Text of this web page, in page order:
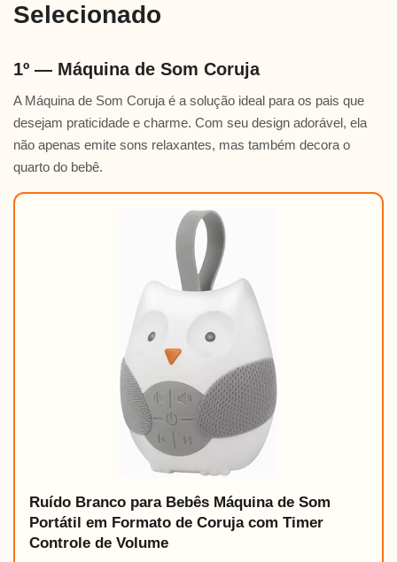
Selecionado
1º — Máquina de Som Coruja
A Máquina de Som Coruja é a solução ideal para os pais que
desejam praticidade e charme. Com seu design adorável, ela
não apenas emite sons relaxantes, mas também decora o
quarto do bebê.
Ruído Branco para Bebês Máquina de Som
Portátil em Formato de Coruja com Timer
Controle de Volume